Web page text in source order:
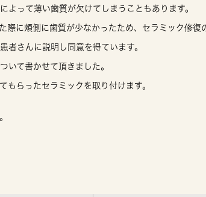
よって薄い歯質が欠けてしまうこともあります。
際に頬側に歯質が少なかったため、セラミック修復
者さんに説明し同意を得ています。
いて書かせて頂きました。
もらったセラミックを取り付けます。